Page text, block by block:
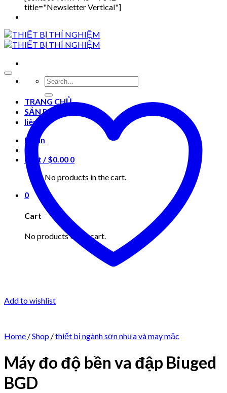
title="Newsletter Vertical"]
Search
for:
TRANG CHỦ
SẢN PHẨM
liên hệ
Login
Cart /$0.00 0
No products in the cart.
0
Cart
No products in the cart.
Add to wishlist
Home /Shop /thiết bị ngành sơn nhựa và may mặc
Máy đo độ bền va đập Biuged
BGD